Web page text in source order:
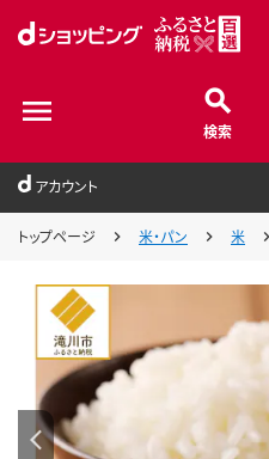
検索
アカウント
トップページ 米・パン 米